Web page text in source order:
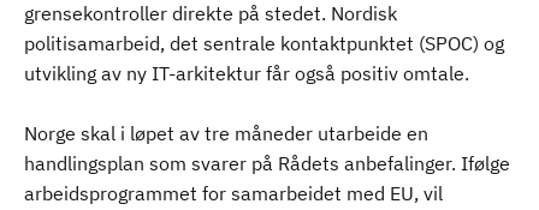
grensekontroller direkte på stedet. Nordisk
politisamarbeid, det sentrale kontaktpunktet (SPOC) og
utvikling av ny IT-arkitektur får også positiv omtale.
Norge skal i løpet av tre måneder utarbeide en
handlingsplan som svarer på Rådets anbefalinger. Ifølge
arbeidsprogrammet for samarbeidet med EU, vil